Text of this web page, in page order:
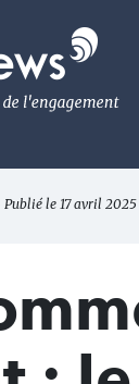
Publié le 17 avril